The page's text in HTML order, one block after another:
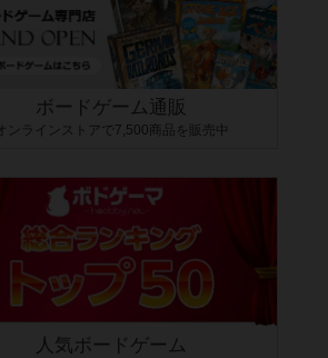
ボードゲーム通販
オンラインストアで7,500商品を販売中
人気ボードゲーム